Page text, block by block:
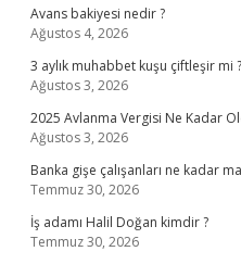
Avans bakiyesi nedir ?
Ağustos 4, 2026
3 aylık muhabbet kuşu çiftleşir mi ?
Ağustos 3, 2026
2025 Avlanma Vergisi Ne Kadar
Ağustos 3, 2026
Banka gişe çalışanları ne kadar
Temmuz 30, 2026
İş adamı Halil Doğan kimdir ?
Temmuz 30, 2026